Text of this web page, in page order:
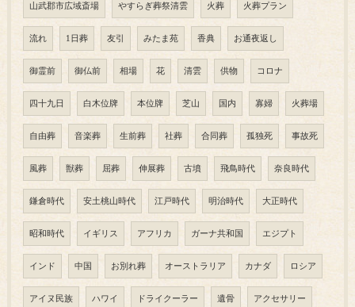
山武郡市広域斎場 やすらぎ葬祭清雲 火葬 火葬プラン
流れ 1日葬 友引 みたま苑 香典 お通夜返し
御霊前 御仏前 相場 花 清雲 供物 コロナ
四十九日 白木位牌 本位牌 芝山 国内 寡婦 火葬場
自由葬 音楽葬 生前葬 社葬 合同葬 孤独死 事故死
風葬 獣葬 屈葬 伸展葬 古墳 飛鳥時代 奈良時代
鎌倉時代 安土桃山時代 江戸時代 明治時代 大正時代
昭和時代 イギリス アフリカ ガーナ共和国 エジプト
インド 中国 お別れ葬 オーストラリア カナダ ロシア
アイヌ民族 ハワイ ドライクーラー 遺骨 アクセサリー